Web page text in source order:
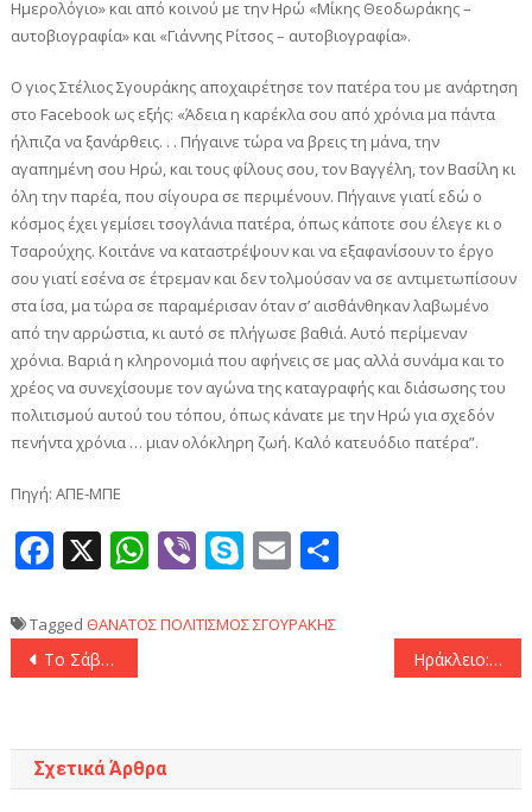
Ημερολόγιο» και από κοινού με την Ηρώ «Μίκης Θεοδωράκης –
αυτοβιογραφία» και «Γιάννης Ρίτσος – αυτοβιογραφία».
Ο γιος Στέλιος Σγουράκης αποχαιρέτησε τον πατέρα του με ανάρτηση
στο Facebook ως εξής: «Άδεια η καρέκλα σου από χρόνια μα πάντα
ήλπιζα να ξανάρθεις. . . Πήγαινε τώρα να βρεις τη μάνα, την
αγαπημένη σου Ηρώ, και τους φίλους σου, τον Βαγγέλη, τον Βασίλη κι
όλη την παρέα, που σίγουρα σε περιμένουν. Πήγαινε γιατί εδώ ο
κόσμος έχει γεμίσει τσογλάνια πατέρα, όπως κάποτε σου έλεγε κι ο
Τσαρούχης. Κοιτάνε να καταστρέψουν και να εξαφανίσουν το έργο
σου γιατί εσένα σε έτρεμαν και δεν τολμούσαν να σε αντιμετωπίσουν
στα ίσα, μα τώρα σε παραμέρισαν όταν σ’ αισθάνθηκαν λαβωμένο
από την αρρώστια, κι αυτό σε πλήγωσε βαθιά. Αυτό περίμεναν
χρόνια. Βαριά η κληρονομιά που αφήνεις σε μας αλλά συνάμα και το
χρέος να συνεχίσουμε τον αγώνα της καταγραφής και διάσωσης του
πολιτισμού αυτού του τόπου, όπως κάνατε με την Ηρώ για σχεδόν
πενήντα χρόνια … μιαν ολόκληρη ζωή. Καλό κατευόδιο πατέρα”.
Πηγή: ΑΠΕ-ΜΠΕ
Facebook
X WhatsApp
ViberSkype
Email
Tagged ΘΑΝΑΤΟΣΠΟΛΙΤΙΣΜΟΣΣΓΟΥΡΑΚΗΣ
Πλοήγηση
Το Σάββατο η ΚΕ του ΣΥΡΙΖΑ-ΠΣ Ηράκλειο: Σεισμική δόνηση 4,5 Ρίχτερ
Σχετικά Άρθρα